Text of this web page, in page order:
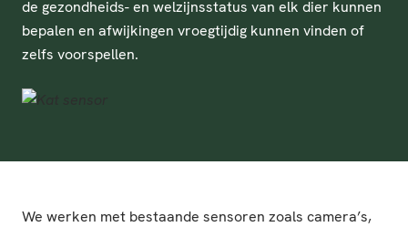
de gezondheids- en welzijnsstatus van elk dier kunnen
bepalen en afwijkingen vroegtijdig kunnen vinden of
zelfs voorspellen.
We werken met bestaande sensoren zoals camera’s,